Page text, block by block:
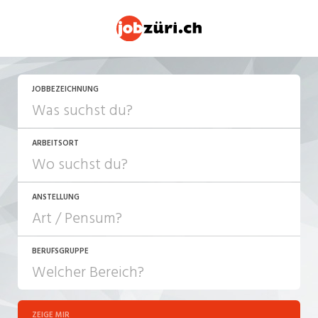
JOBBEZEICHNUNG
ARBEITSORT
ANSTELLUNG
JOB-TYP
Festanstellung
BERUFSGRUPPE
ZEIGE MIR